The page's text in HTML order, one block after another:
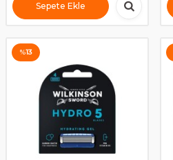
Sepete Ekle
%13